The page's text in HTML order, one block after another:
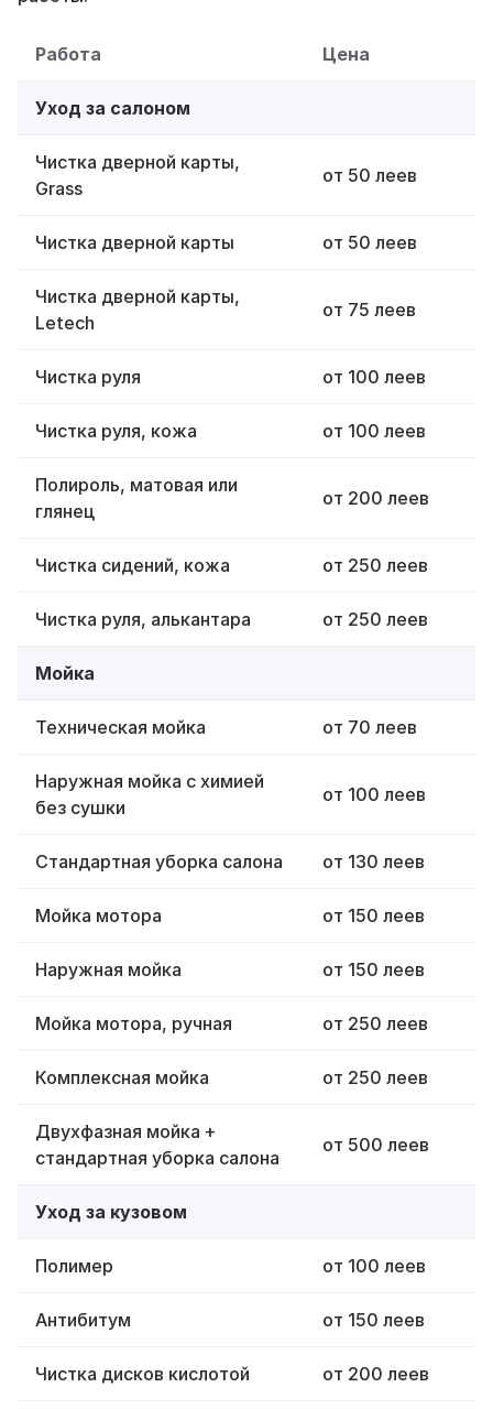
Работа Цена
Уход за салоном
Чистка дверной карты,
Grass
от 50 леев
Чистка дверной карты от 50 леев
Чистка дверной карты,
Letech
от 75 леев
Чистка руля от 100 леев
Чистка руля, кожа от 100 леев
Полироль, матовая или
глянец
от 200 леев
Чистка сидений, кожа от 250 леев
Чистка руля, алькантара от 250 леев
Мойка
Техническая мойка от 70 леев
Наружная мойка с химией
без сушки
от 100 леев
Стандартная уборка салона от 130 леев
Мойка мотора от 150 леев
Наружная мойка от 150 леев
Мойка мотора, ручная от 250 леев
Комплексная мойка от 250 леев
Двухфазная мойка +
стандартная уборка салона
от 500 леев
Уход за кузовом
Полимер от 100 леев
Антибитум от 150 леев
Чистка дисков кислотой от 200 леев